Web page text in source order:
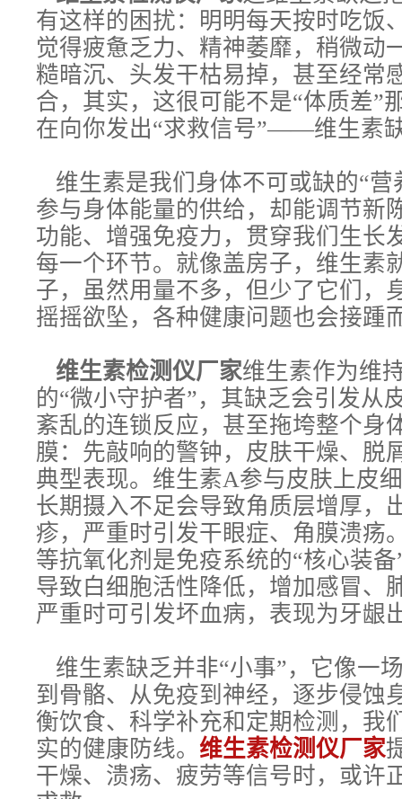
有这样的困扰：明明每天按时吃饭
觉得疲惫乏力、精神萎靡，稍微动
糙暗沉、头发干枯易掉，甚至经常
合，其实，这很可能不是“体质差”
在向你发出“求救信号”——维生素
维生素是我们身体不可或缺的“营
参与身体能量的供给，却能调节新
功能、增强免疫力，贯穿我们生长
每一个环节。就像盖房子，维生素
子，虽然用量不多，但少了它们，
摇摇欲坠，各种健康问题也会接踵
维生素检测仪厂家维生素作为维
的“微小守护者”，其缺乏会引发从
紊乱的连锁反应，甚至拖垮整个身
膜：先敲响的警钟，皮肤干燥、脱
典型表现。维生素A参与皮肤上皮
长期摄入不足会导致角质层增厚，
疹，严重时引发干眼症、角膜溃疡
等抗氧化剂是免疫系统的“核心装
导致白细胞活性降低，增加感冒、
严重时可引发坏血病，表现为牙龈
维生素缺乏并非“小事”，它像一
到骨骼、从免疫到神经，逐步侵蚀
衡饮食、科学补充和定期检测，我
实的健康防线。 维生素检测仪厂家
干燥、溃疡、疲劳等信号时，或许